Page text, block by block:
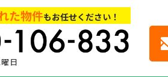
た物件もお任せください！
日